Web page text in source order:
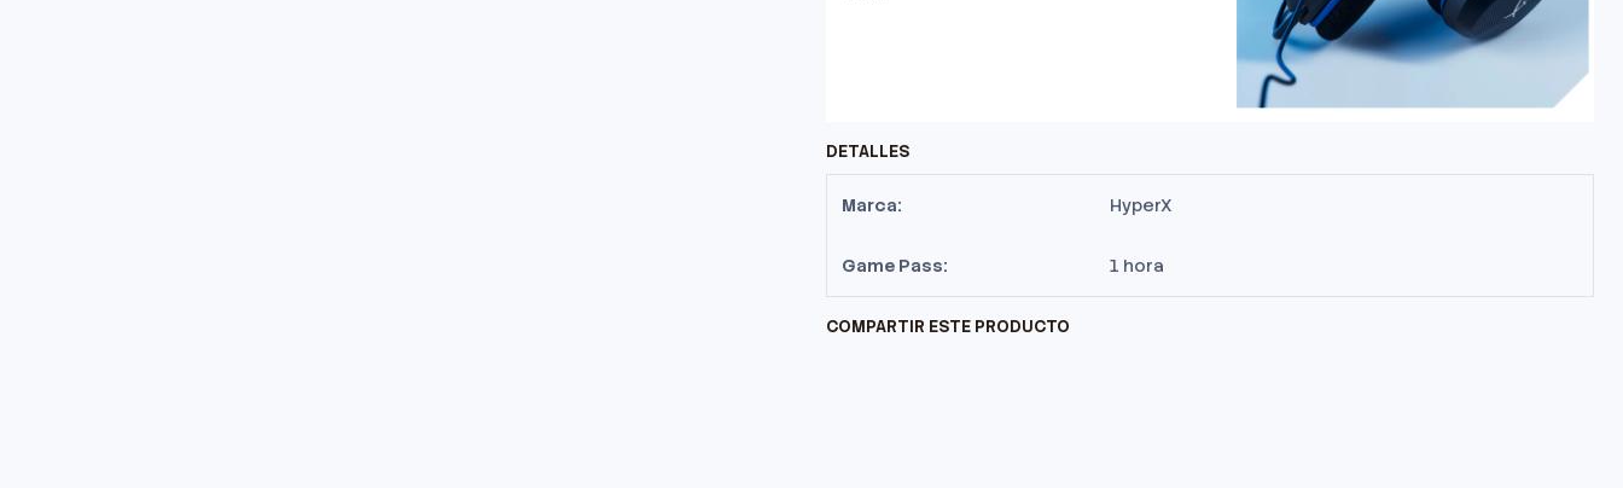
DETALLES
Marca: HyperX
Game Pass: 1 hora
COMPARTIR ESTE PRODUCTO